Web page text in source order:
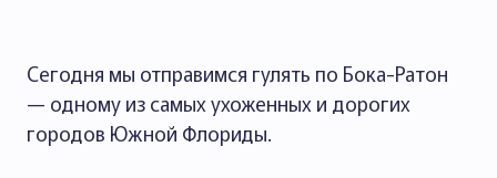
Сегодня мы отправимся гулять по Бока-Ратон
— одному из самых ухоженных и дорогих
городов Южной Флориды.